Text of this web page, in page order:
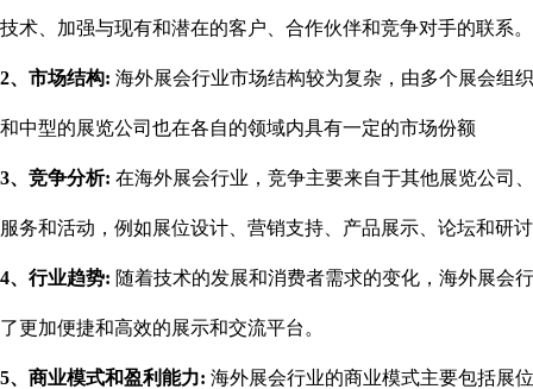
技术、加强与现有和潜在的客户、合作伙伴和竞争对手的联系
2、市场结构: 海外展会行业市场结构较为复杂，由多个展会组
和中型的展览公司也在各自的领域内具有一定的市场份额
3、竞争分析: 在海外展会行业，竞争主要来自于其他展览公司
服务和活动，例如展位设计、营销支持、产品展示、论坛和研
4、行业趋势: 随着技术的发展和消费者需求的变化，海外展会
了更加便捷和高效的展示和交流平台。
5、商业模式和盈利能力: 海外展会行业的商业模式主要包括展